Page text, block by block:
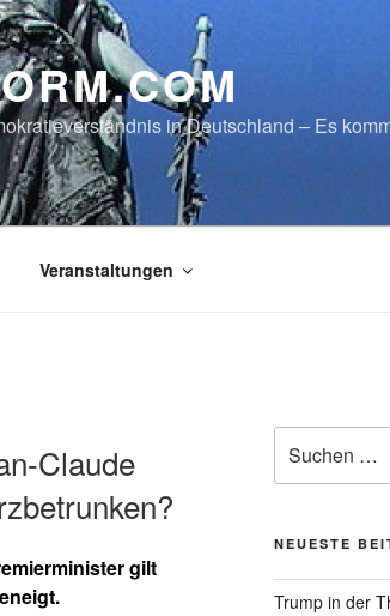
in Deutschland – Es
Veranstaltungen
Claude
gilt
nach:
NEUESTE
Trump in der